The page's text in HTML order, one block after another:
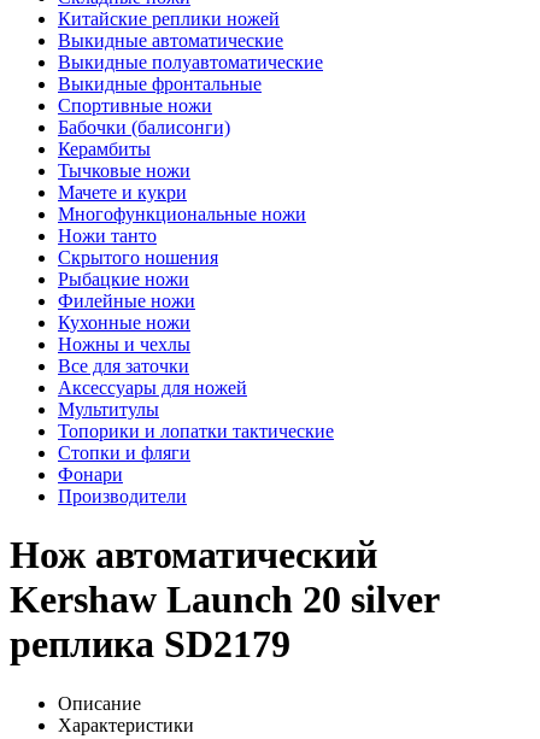
Китайские реплики ножей
Выкидные автоматические
Выкидные полуавтоматические
Выкидные фронтальные
Спортивные ножи
Бабочки (балисонги)
Керамбиты
Тычковые ножи
Мачете и кукри
Многофункциональные ножи
Ножи танто
Скрытого ношения
Рыбацкие ножи
Филейные ножи
Кухонные ножи
Ножны и чехлы
Все для заточки
Аксессуары для ножей
Мультитулы
Топорики и лопатки тактические
Стопки и фляги
Фонари
Производители
Нож автоматический
Kershaw Launch 20 silver
реплика SD2179
Описание
Характеристики